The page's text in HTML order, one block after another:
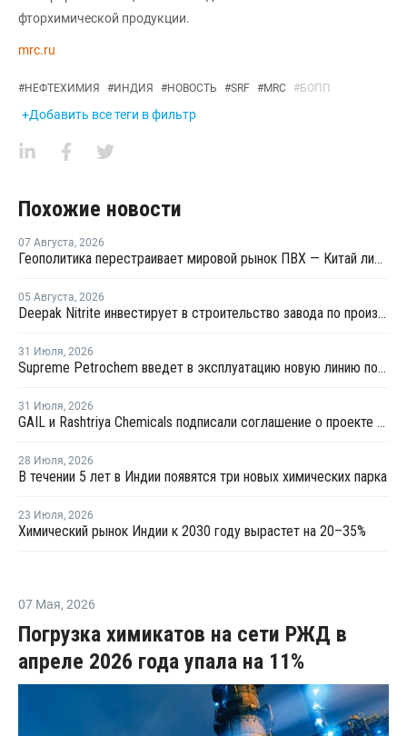
фторхимической продукции.
mrc.ru
#НЕФТЕХИМИЯ #ИНДИЯ #НОВОСТЬ #SRF #MRC #БОПП
+Добавить все теги в фильтр
Похожие новости
07 Августа, 2026
Геополитика перестраивает мировой рынок ПВХ — Китай лидирует в экспорте
05 Августа, 2026
Deepak Nitrite инвестирует в строительство завода по производству БФА
31 Июля, 2026
Supreme Petrochem введет в эксплуатацию новую линию по производству полистирола
31 Июля, 2026
GAIL и Rashtriya Chemicals подписали соглашение о проекте по производству удобрений на основе природного газа
28 Июля, 2026
В течении 5 лет в Индии появятся три новых химических парка
23 Июля, 2026
Химический рынок Индии к 2030 году вырастет на 20–35%
07 Мая, 2026
Погрузка химикатов на сети РЖД в
апреле 2026 года упала на 11%